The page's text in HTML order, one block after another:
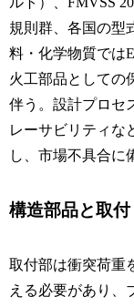
規則群、各国の型
料・化学物質では
火工部品としての
伴う。設計プロセ
レーサビリティな
し、市場不具合に
構造部品と取付
取付部は衝突荷重
える必要があり、